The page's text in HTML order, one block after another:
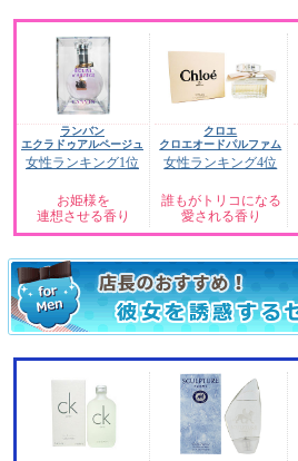
ランバン
エクラドゥアルページュ
女性ランキング1位
お姫様を
連想させる香り
クロエ
クロエオードパルファム
女性ランキング4位
誰もがトリコになる
愛される香り